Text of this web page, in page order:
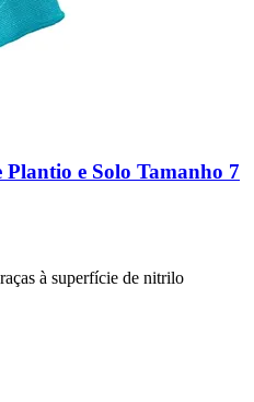
Plantio e Solo Tamanho 7
à superfície de nitrilo